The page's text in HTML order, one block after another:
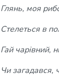
Глянь, моя
Стелеться в
Гай чарівний,
Чи загадався,